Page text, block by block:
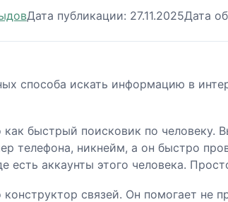
Дата публикации: 27.11.2025Дата
способа искать информацию в
быстрый поисковик по человеку.
телефона, никнейм, а он быстро
есть аккаунты этого человека.
связей. Он помогает не